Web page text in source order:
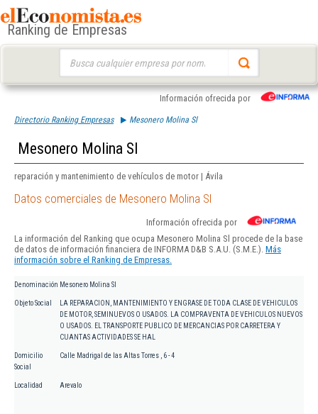
Ranking de Empresas
Información ofrecida por
Directorio Ranking Empresas Mesonero Molina Sl
Mesonero Molina Sl
reparación y mantenimiento de vehículos de motor | Ávila
Datos comerciales de Mesonero Molina Sl
Información ofrecida por
La información del Ranking que ocupa Mesonero Molina Sl procede de la base
de datos de información financiera de INFORMA D&B S.A.U. (S.M.E.). Más
información sobre el Ranking de Empresas.
Denominación Mesonero Molina Sl
Objeto Social
LA REPARACION, MANTENIMIENTO Y ENGRASE DE TODA CLASE DE VEHICULOS
DE MOTOR, SEMINUEVOS O USADOS. LA COMPRAVENTA DE VEHICULOS NUEVOS
O USADOS. EL TRANSPORTE PUBLICO DE MERCANCIAS POR CARRETERA Y
CUANTAS ACTIVIDADES SE HAL
Domicilio
Social
Calle Madrigal de las Altas Torres , 6 - 4
Localidad Arevalo